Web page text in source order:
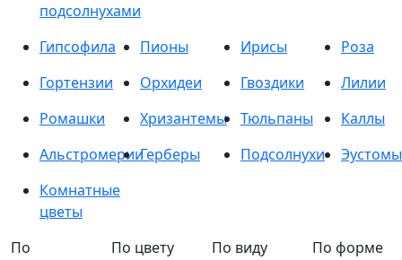
подсолнухами
Гипсофила
Пионы Ирисы
Роза
Гортензии
Орхидеи Гвоздики
Лилии
Ромашки
Хризантемы Тюльпаны
Каллы
АльстромерииГерберы Подсолнухи
Эустомы
Комнатные
цветы
По
По цвету
По виду
По форме